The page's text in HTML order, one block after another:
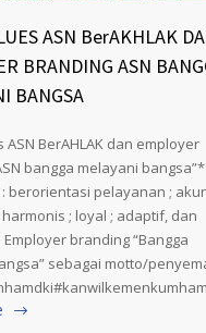
ASN BerAKHLAK
BRANDING ASN
BANGSA
ASN BerAHLAK dan employer
bangga melayani bangsa”*
: berorientasi pelayanan ;
; loyal ; adaptif, dan
branding “Bangga
sebagai motto/